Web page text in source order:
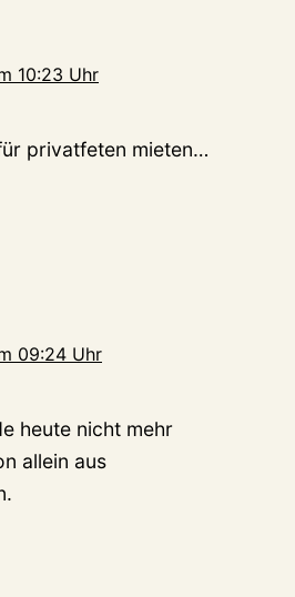
10:23 Uhr
privatfeten mieten…
09:24 Uhr
heute nicht mehr
allein aus